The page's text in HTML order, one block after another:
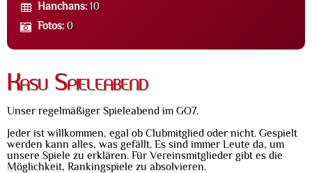
Hanchans: 10
Fotos: 0
Kasu Spieleabend
Unser regelmäßiger Spieleabend im GO7.
Jeder ist willkommen, egal ob Clubmitglied oder nicht. Gespielt
werden kann alles, was gefällt. Es sind immer Leute da, um
unsere Spiele zu erklären. Für Vereinsmitglieder gibt es die
Möglichkeit, Rankingspiele zu absolvieren.